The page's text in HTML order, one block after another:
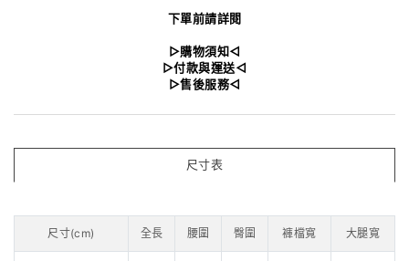
下單前請詳閱
▻購物須知◅
▻付款與運送◅
▻售後服務◅
尺寸表
尺寸(cm) 全長 腰圍 臀圍 褲檔寬 大腿寬